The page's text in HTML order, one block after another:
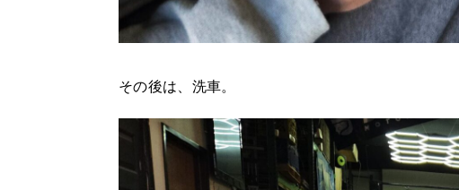
その後は、洗車。